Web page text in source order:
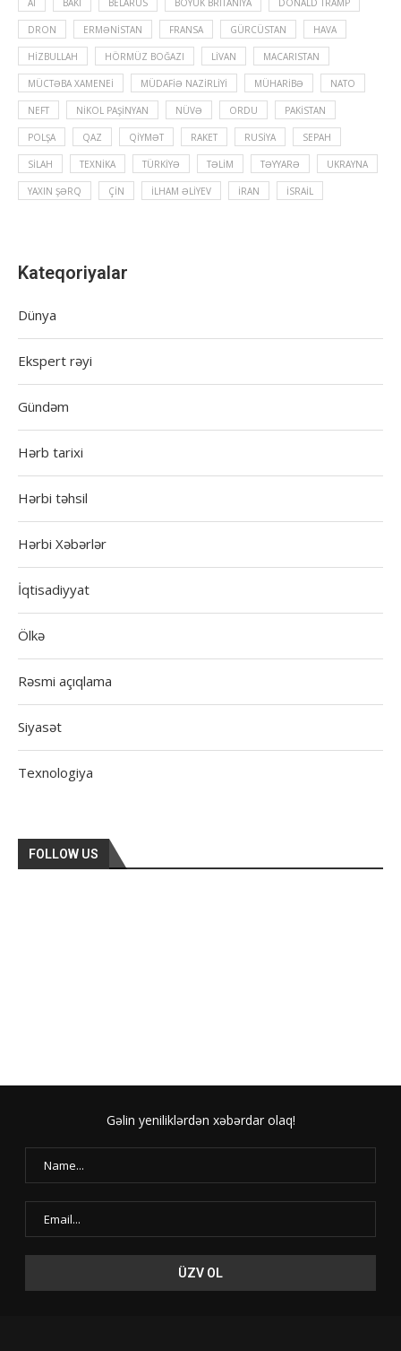
Aİ BAKI BELARUS BÖYÜK BRITANIYA DONALD TRAMP
DRON ERMƏNISTAN FRANSA GÜRCÜSTAN HAVA
HIZBULLAH HÖRMÜZ BOĞAZI LIVAN MACARISTAN
MÜCTƏBA XAMENEI MÜDAFIƏ NAZIRLIYI MÜHARIBƏ NATO
NEFT NIKOL PAŞINYAN NÜVƏ ORDU PAKISTAN
POLŞA QAZ QIYMƏT RAKET RUSIYA SEPAH
SILAH TEXNIKA TÜRKIYƏ TƏLIM TƏYYARƏ UKRAYNA
YAXIN ŞƏRQ ÇIN İLHAM ƏLIYEV İRAN İSRAIL
Kateqoriyalar
Dünya
Ekspert rəyi
Gündəm
Hərb tarixi
Hərbi təhsil
Hərbi Xəbərlər
İqtisadiyyat
Ölkə
Rəsmi açıqlama
Siyasət
Texnologiya
FOLLOW US
Gəlin yeniliklərdən xəbərdar olaq!